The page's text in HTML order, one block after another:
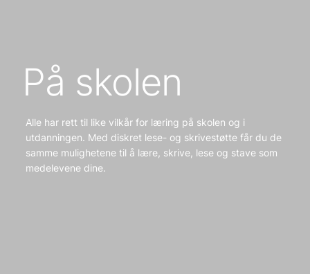
På skolen
Alle har rett til like vilkår for læring på skolen og i
utdanningen. Med diskret lese- og skrivestøtte får du de
samme mulighetene til å lære, skrive, lese og stave som
medelevene dine.